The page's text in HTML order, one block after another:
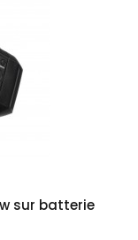
sur batterie